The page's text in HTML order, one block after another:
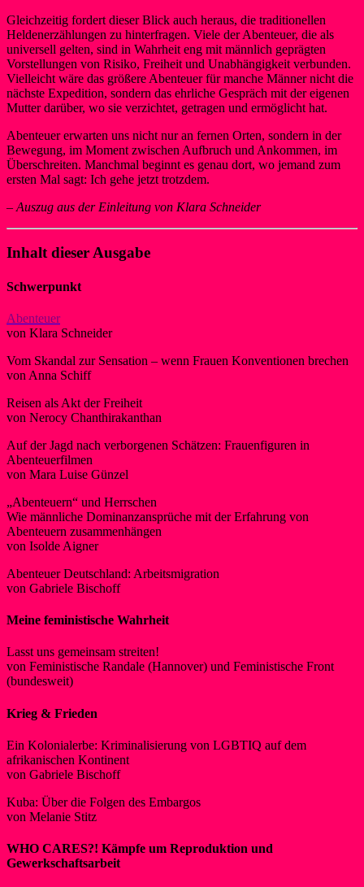
Gleichzeitig fordert dieser Blick auch heraus, die traditionellen
Heldenerzählungen zu hinterfragen. Viele der Abenteuer, die als
universell gelten, sind in Wahrheit eng mit männlich geprägten
Vorstellungen von Risiko, Freiheit und Unabhängigkeit verbunden.
Vielleicht wäre das größere Abenteuer für manche Männer nicht die
nächste Expedition, sondern das ehrliche Gespräch mit der eigenen
Mutter darüber, wo sie verzichtet, getragen und ermöglicht hat.
Abenteuer erwarten uns nicht nur an fernen Orten, sondern in der
Bewegung, im Moment zwischen Aufbruch und Ankommen, im
Überschreiten. Manchmal beginnt es genau dort, wo jemand zum
ersten Mal sagt: Ich gehe jetzt trotzdem.
– Auszug aus der Einleitung von Klara Schneider
Inhalt dieser Ausgabe
Schwerpunkt
Abenteuer
von Klara Schneider
Vom Skandal zur Sensation – wenn Frauen Konventionen brechen
von Anna Schiff
Reisen als Akt der Freiheit
von Nerocy Chanthirakanthan
Auf der Jagd nach verborgenen Schätzen: Frauenfiguren in
Abenteuerfilmen
von Mara Luise Günzel
„Abenteuern“ und Herrschen
Wie männliche Dominanzansprüche mit der Erfahrung von
Abenteuern zusammenhängen
von Isolde Aigner
Abenteuer Deutschland: Arbeitsmigration
von Gabriele Bischoff
Meine feministische Wahrheit
Lasst uns gemeinsam streiten!
von Feministische Randale (Hannover) und Feministische Front
(bundesweit)
Krieg & Frieden
Ein Kolonialerbe: Kriminalisierung von LGBTIQ auf dem
afrikanischen Kontinent
von Gabriele Bischoff
Kuba: Über die Folgen des Embargos
von Melanie Stitz
WHO CARES?! Kämpfe um Reproduktion und
Gewerkschaftsarbeit